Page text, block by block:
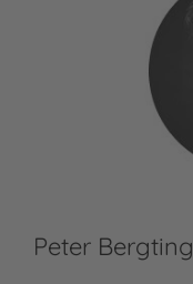
Peter Bergting